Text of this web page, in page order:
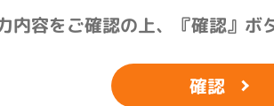
扱うよう監督を行います。
内容をご確認の上、 『確認』ボ
確認